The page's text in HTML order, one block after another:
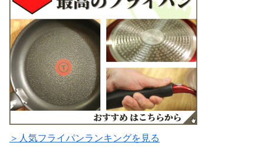
＞人気フライパンランキングを見る